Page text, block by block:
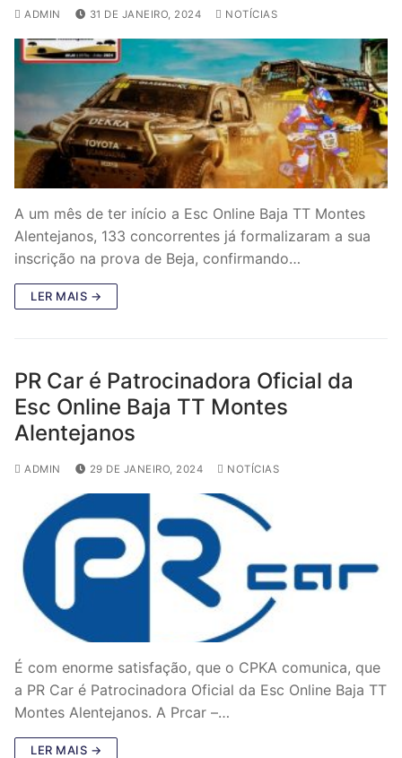
ADMIN 31 DE JANEIRO, 2024 NOTÍCIAS
A um mês de ter início a Esc Online Baja TT Montes
Alentejanos, 133 concorrentes já formalizaram a sua
inscrição na prova de Beja, confirmando…
LER MAIS →
PR Car é Patrocinadora Oficial da
Esc Online Baja TT Montes
Alentejanos
ADMIN 29 DE JANEIRO, 2024 NOTÍCIAS
É com enorme satisfação, que o CPKA comunica, que
a PR Car é Patrocinadora Oficial da Esc Online Baja TT
Montes Alentejanos. A Prcar –…
LER MAIS →